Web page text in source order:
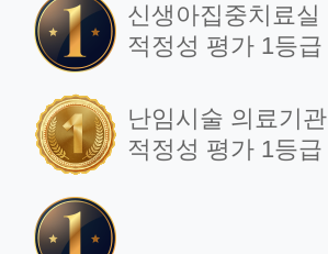
신생아집중치료실
적정성 평가 1등급
난임시술 의료기관
적정성 평가 1등급